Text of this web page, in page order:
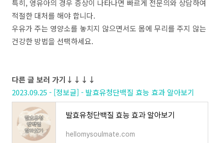
특히, 영유아의 경우 증상이 나타나면 빠르게 전문의와 상담하여
적절한 대처를 해야 합니다.
우유가주는 영양소를 놓치지 않으면서도 몸에 무리를 주지 않는
건강한 방법을 선택하세요.
다른 글 보러 가기↓↓↓↓
2023.09.25 - [정보글] - 발효유청단백질 효능 효과 알아보기
발효유청단백질 효능 효과 알아보기
hellomysoulmate.com